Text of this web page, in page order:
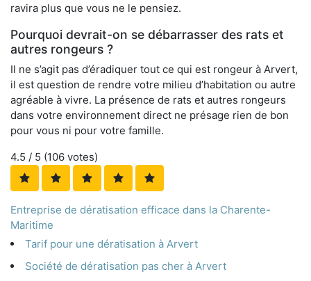
ravira plus que vous ne le pensiez.
Pourquoi devrait-on se débarrasser des rats et
autres rongeurs ?
Il ne s’agit pas d’éradiquer tout ce qui est rongeur à Arvert,
il est question de rendre votre milieu d’habitation ou autre
agréable à vivre. La présence de rats et autres rongeurs
dans votre environnement direct ne présage rien de bon
pour vous ni pour votre famille.
4.5 / 5 (106 votes)
Entreprise de dératisation efficace dans la Charente-
Maritime
Tarif pour une dératisation à Arvert
Société de dératisation pas cher à Arvert